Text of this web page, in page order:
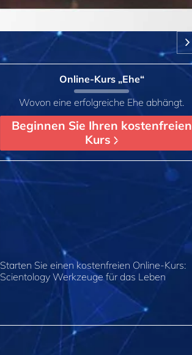
Online-Kurs „Ehe“
Wovon eine erfolgreiche Ehe abhängt.
Beginnen Sie Ihren kostenfreien
Kurs
Starten Sie einen kostenfreien Online-Kurs:
Scientology Werkzeuge für das Leben